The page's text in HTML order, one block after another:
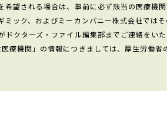
望される場合は、事前に必ず該当の医療機関
ック、およびミーカンパニー株式会社では
クターズ・ファイル編集部までご連絡をいた
療機関」の情報につきましては、厚生労働省